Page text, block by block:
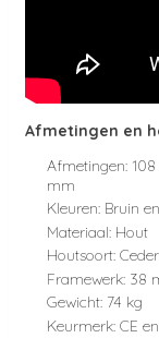
Afmetingen en
Afmetingen:
mm
Kleuren: Bruin
Materiaal: Hout
Houtsoort:
Framewerk: 38
Gewicht: 74 kg
Keurmerk: CE